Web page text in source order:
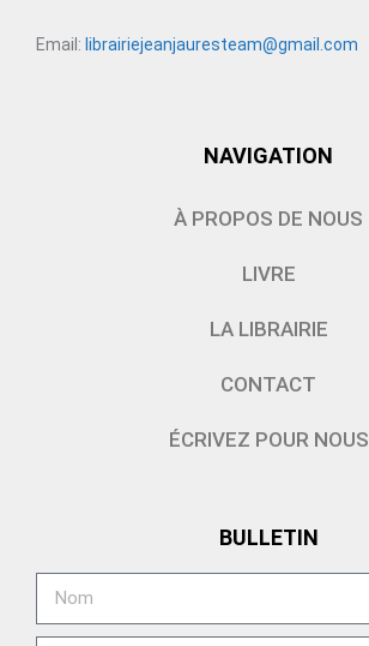
Email: librairiejeanjauresteam@gmail.com
NAVIGATION
À PROPOS DE NOUS
LIVRE
LA LIBRAIRIE
CONTACT
ÉCRIVEZ POUR NOUS
BULLETIN